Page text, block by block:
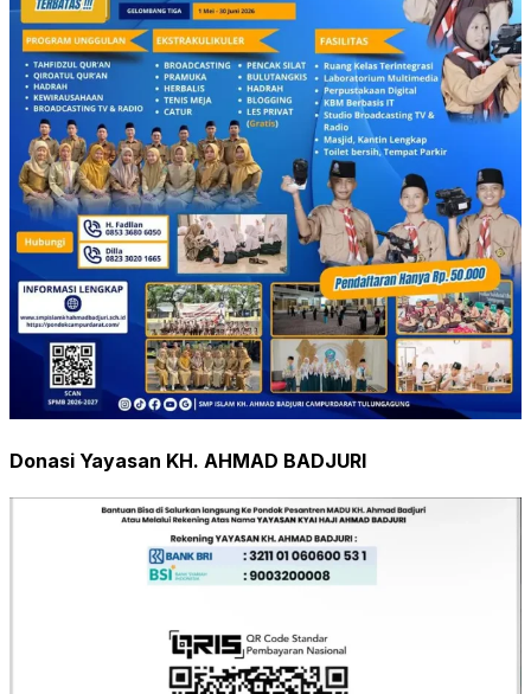
Donasi Yayasan KH. AHMAD BADJURI